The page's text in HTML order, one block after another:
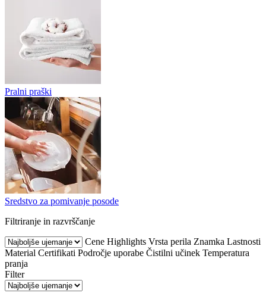
Pralni praški
Sredstvo za pomivanje posode
Filtriranje in razvrščanje
Cene Highlights Vrsta perila Znamka Lastnosti
Material Certifikati Področje uporabe Čistilni učinek Temperatura
pranja
Filter